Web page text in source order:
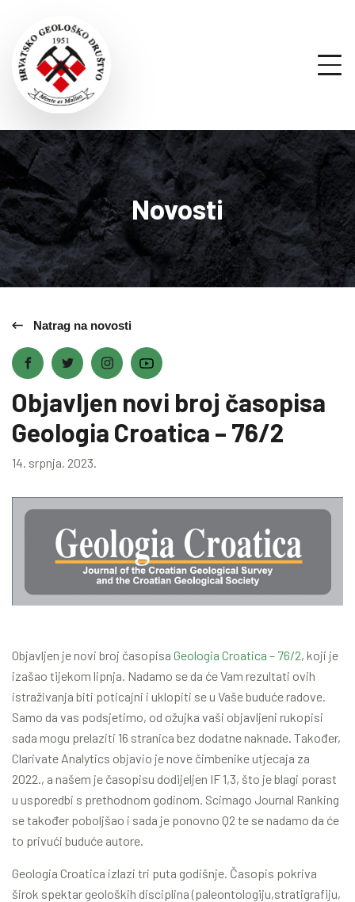
Novosti
Natrag na novosti
Objavljen novi broj časopisa
Geologia Croatica – 76/2
14. srpnja. 2023.
Objavljen je novi broj časopisa Geologia Croatica – 76/2, koji je
izašao tijekom lipnja. Nadamo se da će Vam rezultati ovih
istraživanja biti poticajni i uklopiti se u Vaše buduće radove.
Samo da vas podsjetimo, od ožujka vaši objavljeni rukopisi
sada mogu prelaziti 16 stranica bez dodatne naknade. Također,
Clarivate Analytics objavio je nove čimbenike utjecaja za
2022., a našem je časopisu dodijeljen IF 1,3, što je blagi porast
u usporedbi s prethodnom godinom. Scimago Journal Ranking
se također poboljšao i sada je ponovno Q2 te se nadamo da će
to privući buduće autore.
Geologia Croatica izlazi tri puta godišnje. Časopis pokriva
širok spektar geoloških disciplina (paleontologiju,stratigrafiju,